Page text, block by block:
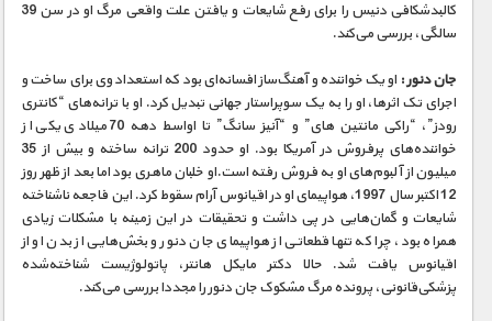
کالبدشکافی دنیس را برای رفع شایعات و یافتن علت واقعی مرگ او در سن 39
سالگی، بررسی می‌کند.
جان دنور : او یک خواننده و آهنگ‌ساز افسانه‌ای بود که استعداد وی برای ساخت و
اجرای تک اثرها، او را به یک سوپراستار جهانی تبدیل کرد. او با ترانه‌های “کانتری
رودز”، “راکی مانتین های” و “آنیز سانگ” تا اواسط دهه 70 میلادی یکی از
خواننده‌های پرفروش در آمریکا بود. او حدود 200 ترانه ساخته و بیش از 35
میلیون از آلبوم‌های او به فروش رفته است.او خلبان ماهری بود اما بعد از ظهر روز
12 اکتبر سال 1997، هواپیمای او در اقیانوس آرام سقوط کرد. این فاجعه ناشناخته
شایعات و گمان‌هایی در پی داشت و تحقیقات در این زمینه با مشکلات زیادی
همراه بود، چرا که تنها قطعاتی از هواپیمای جان دنور و بخش‌هایی از بدن او از
اقیانوس یافت شد. حالا دکتر مایکل هانتر، پاتولوژیست شناخته‌شده
پزشکی‌قانونی، پرونده مرگ مشکوک جان دنور را مجددا بررسی می‌کند.